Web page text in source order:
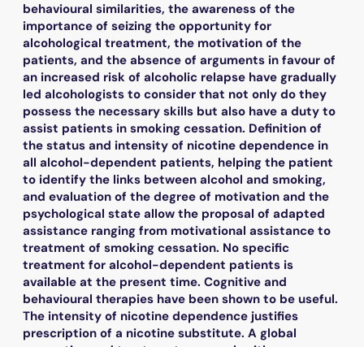
behavioural similarities, the awareness of the
importance of seizing the opportunity for
alcohological treatment, the motivation of the
patients, and the absence of arguments in favour of
an increased risk of alcoholic relapse have gradually
led alcohologists to consider that not only do they
possess the necessary skills but also have a duty to
assist patients in smoking cessation. Definition of
the status and intensity of nicotine dependence in
all alcohol-dependent patients, helping the patient
to identify the links between alcohol and smoking,
and evaluation of the degree of motivation and the
psychological state allow the proposal of adapted
assistance ranging from motivational assistance to
treatment of smoking cessation. No specific
treatment for alcohol-dependent patients is
available at the present time. Cognitive and
behavioural therapies have been shown to be useful.
The intensity of nicotine dependence justifies
prescription of a nicotine substitute. A global